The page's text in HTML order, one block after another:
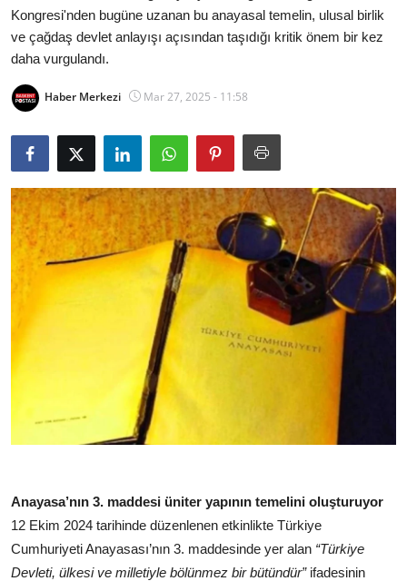
Sivil Toplum Kuruluşları
Kamu Kurumları ve Üst Kurullar
Resmi Reklamlar
Kongresi'nden bugüne uzanan bu anayasal temelin, ulusal birlik
ve çağdaş devlet anlayışı açısından taşıdığı kritik önem bir kez
daha vurgulandı.
Haber Merkezi Mar 27, 2025 - 11:58
Anayasa’nın 3. maddesi üniter yapının temelini oluşturuyor
12 Ekim 2024 tarihinde düzenlenen etkinlikte Türkiye
Cumhuriyeti Anayasası’nın 3. maddesinde yer alan “Türkiye
Devleti, ülkesi ve milletiyle bölünmez bir bütündür”ifadesinin